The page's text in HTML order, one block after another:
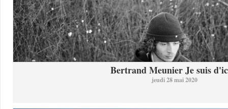
Bertrand Meunier Je suis
jeudi 28 mai 2020